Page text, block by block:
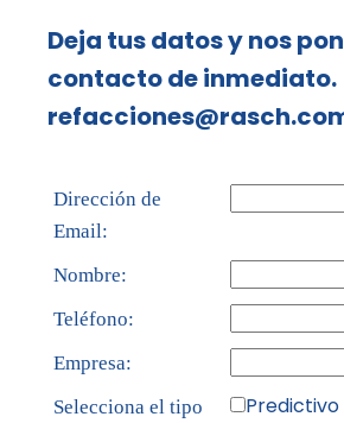
Deja tus datos y nos
contacto de inmediato.
Dirección de
Email:
Nombre:
Teléfono:
Empresa:
Selecciona el tipo
Predictivo